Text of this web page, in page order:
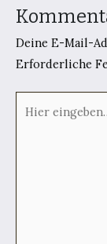
Deine E-Mail-
Erforderliche
eingeben…